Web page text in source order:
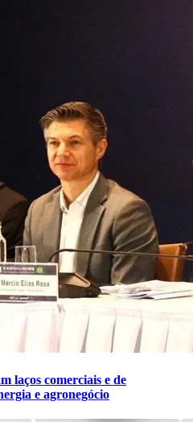
laços comerciais e de
e agronegócio